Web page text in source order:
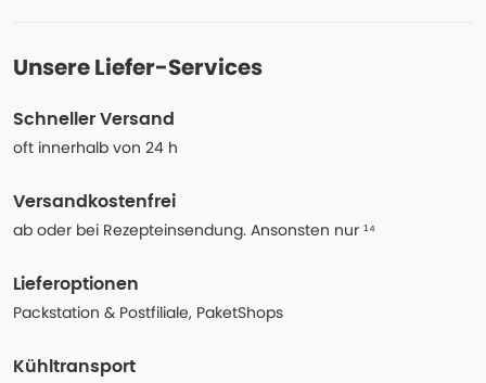
Unsere Liefer-Services
Schneller Versand
oft innerhalb von 24 h
Versandkostenfrei
ab oder bei Rezepteinsendung. Ansonsten nur ¹⁴
Lieferoptionen
Packstation & Postfiliale, PaketShops
Kühltransport